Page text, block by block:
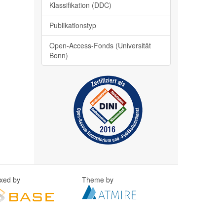
Klassifikation (DDC)
Publikationstyp
Open-Access-Fonds (Universität
Bonn)
by Theme by